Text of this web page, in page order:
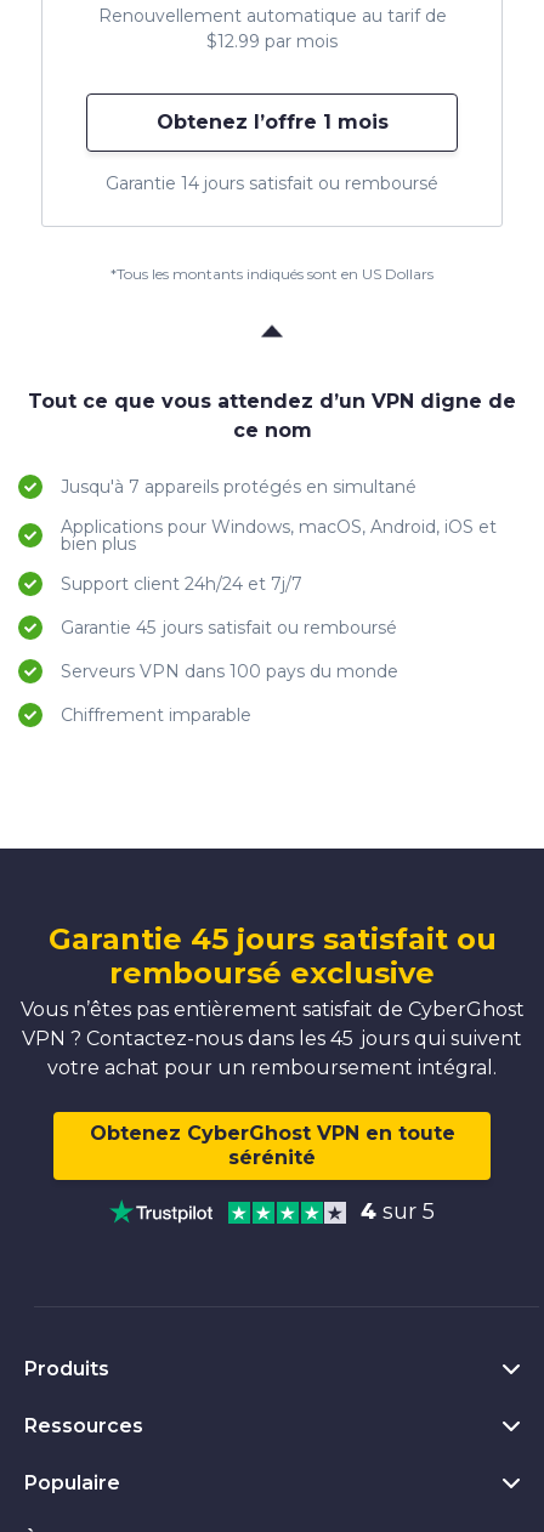
Renouvellement automatique au tarif de
$12.99 par mois
Obtenez l’offre 1 mois
Garantie 14 jours satisfait ou remboursé
*Tous les montants indiqués sont en US Dollars
Tout ce que vous attendez d’un VPN digne de
ce nom
Jusqu'à 7 appareils protégés en simultané
Applications pour Windows, macOS, Android, iOS et
bien plus
Support client 24h/24 et 7j/7
Garantie 45 jours satisfait ou remboursé
Serveurs VPN dans 100 pays du monde
Chiffrement imparable
Garantie 45 jours satisfait ou
remboursé exclusive
Vous n’êtes pas entièrement satisfait de CyberGhost
VPN ? Contactez-nous dans les 45 jours qui suivent
votre achat pour un remboursement intégral.
Obtenez CyberGhost VPN en toute
sérénité
4 sur 5
Produits
VPN Windows
VPN pour Chrome
Ressources
Qu'est-ce qu'un VPN
Populaire